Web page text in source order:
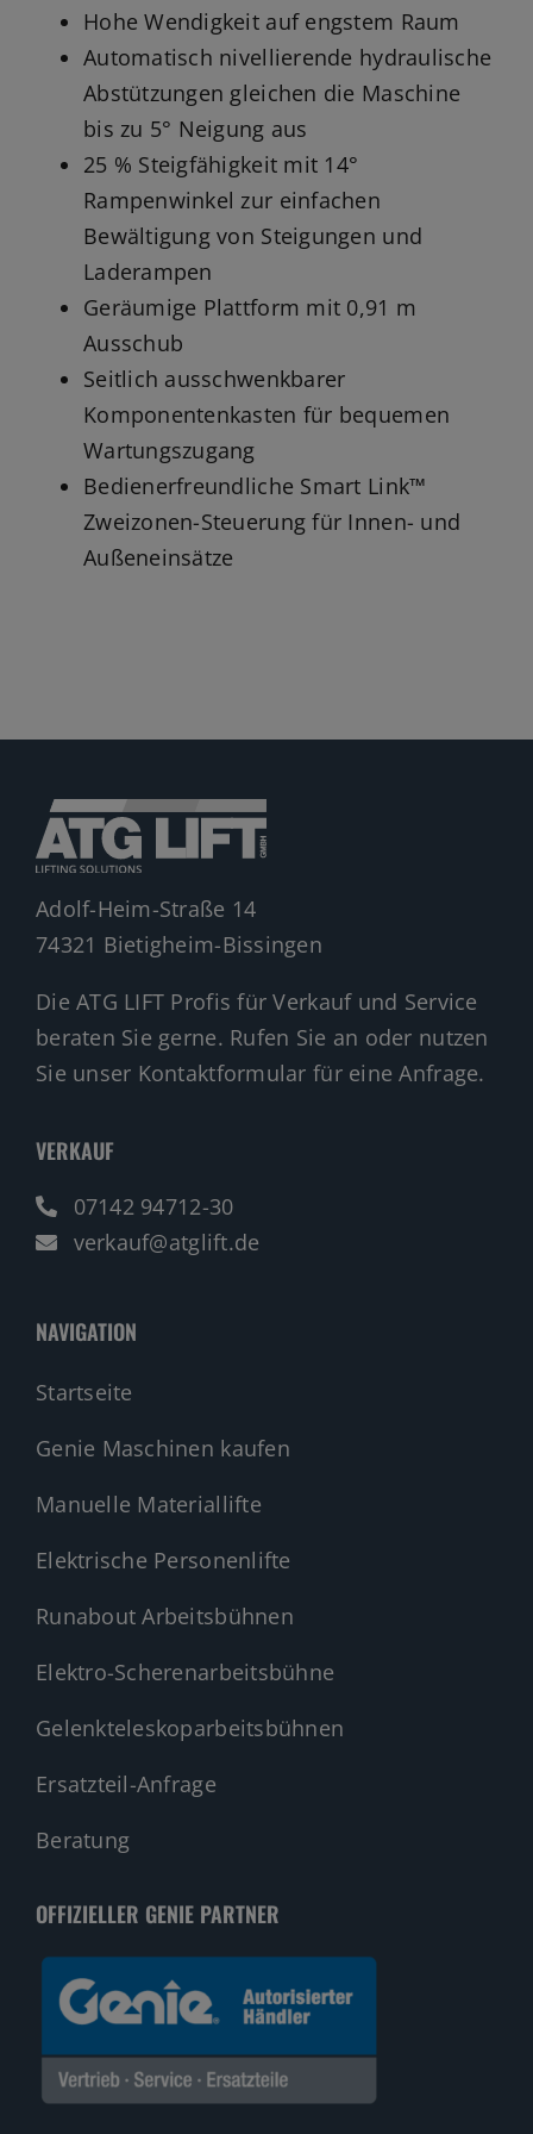
Hohe Wendigkeit auf engstem Raum
Automatisch nivellierende hydraulische
Abstützungen gleichen die Maschine
bis zu 5° Neigung aus
25 % Steigfähigkeit mit 14°
Rampenwinkel zur einfachen
Bewältigung von Steigungen und
Laderampen
Geräumige Plattform mit 0,91 m
Ausschub
Seitlich ausschwenkbarer
Komponentenkasten für bequemen
Wartungszugang
Bedienerfreundliche Smart Link™
Zweizonen-Steuerung für Innen- und
Außeneinsätze
Adolf-Heim-Straße 14
74321 Bietigheim-Bissingen
Die ATG LIFT Profis für Verkauf und Service
beraten Sie gerne. Rufen Sie an oder nutzen
Sie unser Kontaktformular für eine Anfrage.
VERKAUF
07142 94712-30
verkauf@atglift.de
NAVIGATION
Startseite
Genie Maschinen kaufen
Manuelle Materiallifte
Elektrische Personenlifte
Runabout Arbeitsbühnen
Elektro-Scherenarbeitsbühne
Gelenkteleskoparbeitsbühnen
Ersatzteil-Anfrage
Beratung
OFFIZIELLER GENIE PARTNER